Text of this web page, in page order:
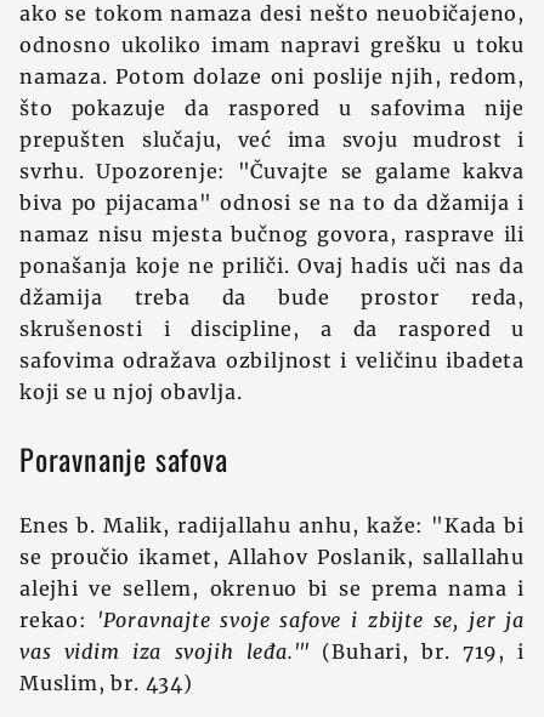
ako se tokom namaza desi nešto neuobičajeno,
odnosno ukoliko imam napravi grešku u toku
namaza. Potom dolaze oni poslije njih, redom,
što pokazuje da raspored u safovima nije
prepušten slučaju, već ima svoju mudrost i
svrhu. Upozorenje: "Čuvajte se galame kakva
biva po pijacama" odnosi se na to da džamija i
namaz nisu mjesta bučnog govora, rasprave ili
ponašanja koje ne priliči. Ovaj hadis uči nas da
džamija treba da bude prostor reda,
skrušenosti i discipline, a da raspored u
safovima odražava ozbiljnost i veličinu ibadeta
koji se u njoj obavlja.
Poravnanje safova
Enes b. Malik, radijallahu anhu, kaže: "Kada bi
se proučio ikamet, Allahov Poslanik, sallallahu
alejhi ve sellem, okrenuo bi se prema nama i
rekao:
'Poravnajte svoje safove i zbijte se, jer ja
vas vidim iza svojih leđa.'" (Buhari, br. 719, i
Muslim, br. 434)